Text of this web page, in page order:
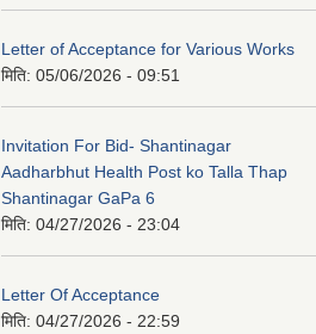
Letter of Acceptance for Various Works
मिति: 05/06/2026 - 09:51
Invitation For Bid- Shantinagar
Aadharbhut Health Post ko Talla Thap
Shantinagar GaPa 6
मिति: 04/27/2026 - 23:04
Letter Of Acceptance
मिति: 04/27/2026 - 22:59